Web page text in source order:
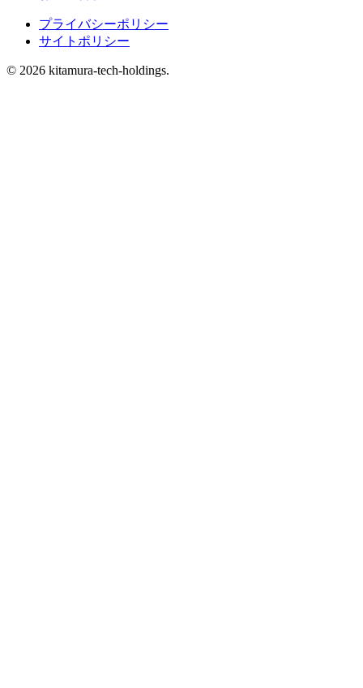
プライバシーポリシー
サイトポリシー
© 2026 kitamura-tech-holdings.